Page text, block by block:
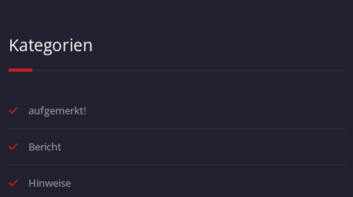
Kategorien
aufgemerkt!
Bericht
Hinweise